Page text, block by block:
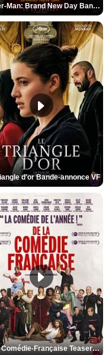
Spider-Man: Brand New Day Bande-annonce VO STFR
d'or Bande-annonce VF
De la Comédie-Française Teaser VF